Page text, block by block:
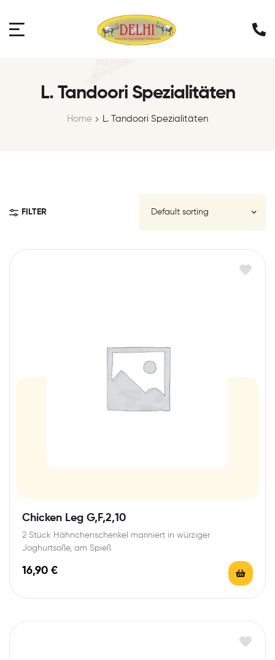
L. Tandoori Spezialitäten
Home L. Tandoori Spezialitäten
FILTER
Chicken Leg G,F,2,10
2 Stück Hähnchenschenkel mariniert in würziger
Joghurtsoße, am Spieß
16,90 €